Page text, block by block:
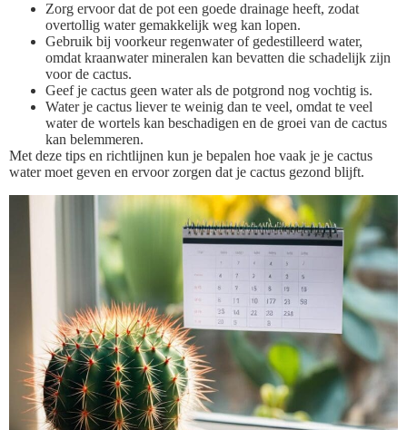
Zorg ervoor dat de pot een goede drainage heeft, zodat
overtollig water gemakkelijk weg kan lopen.
Gebruik bij voorkeur regenwater of gedestilleerd water,
omdat kraanwater mineralen kan bevatten die schadelijk zijn
voor de cactus.
Geef je cactus geen water als de potgrond nog vochtig is.
Water je cactus liever te weinig dan te veel, omdat te veel
water de wortels kan beschadigen en de groei van de cactus
kan belemmeren.
Met deze tips en richtlijnen kun je bepalen hoe vaak je je cactus
water moet geven en ervoor zorgen dat je cactus gezond blijft.